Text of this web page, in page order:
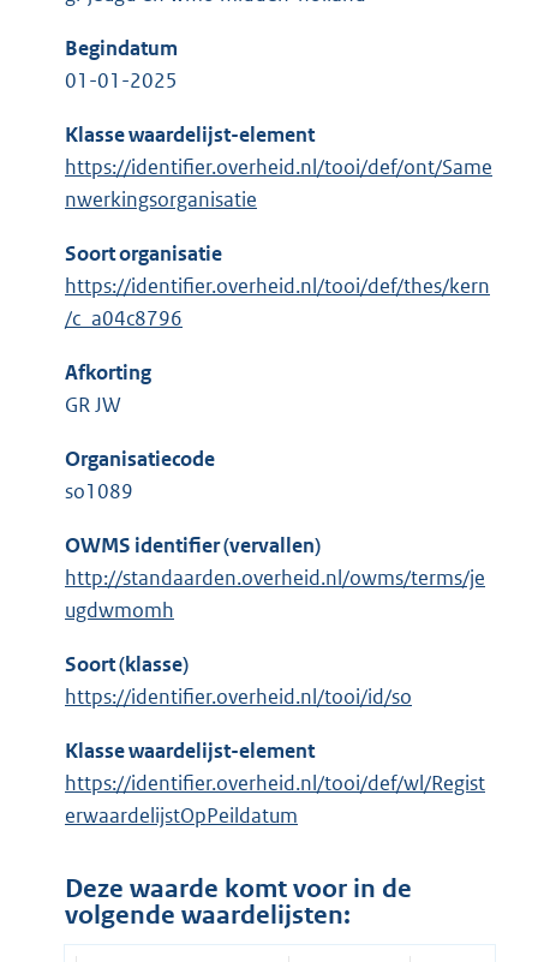
Begindatum
01-01-2025
Klasse waardelijst-element
https://identifier.overheid.nl/tooi/def/ont/Same
nwerkingsorganisatie
Soort organisatie
https://identifier.overheid.nl/tooi/def/thes/kern
/c_a04c8796
Afkorting
GR JW
Organisatiecode
so1089
OWMS identifier (vervallen)
http://standaarden.overheid.nl/owms/terms/je
ugdwmomh
Soort (klasse)
https://identifier.overheid.nl/tooi/id/so
Klasse waardelijst-element
https://identifier.overheid.nl/tooi/def/wl/Regist
erwaardelijstOpPeildatum
Deze waarde komt voor in de
volgende waardelijsten: